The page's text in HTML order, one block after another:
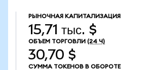
РЫНОЧНАЯ КАПИТАЛИЗАЦИЯ
15,71 тыс. $
ОБЪЕМ ТОРГОВЛИ (24 Ч)
30,70 $
СУММА ТОКЕНОВ В ОБОРОТЕ